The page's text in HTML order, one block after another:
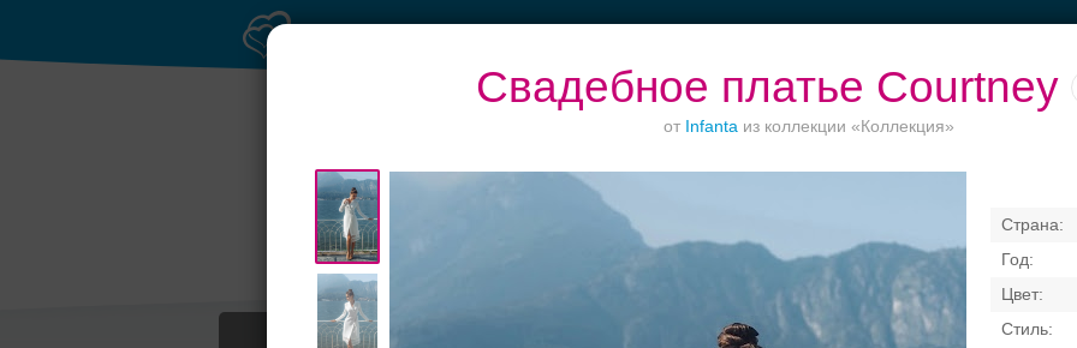
Свадебное платье Courtney
от Infanta из коллекции «Коллекция»
Банкет до 1500 руб.
верандами